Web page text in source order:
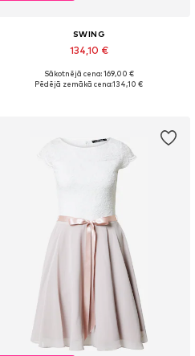
SWING
134,10 €
Pieejams daudzos izmēros
Sākotnējā cena: 169,00 €
Pēdējā zemākā cena:134,10 €